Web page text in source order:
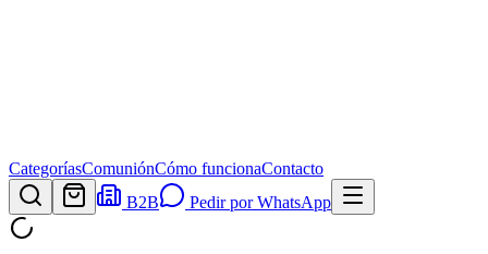
CategoríasComuniónCómo funcionaContacto
B2B
Pedir por WhatsApp